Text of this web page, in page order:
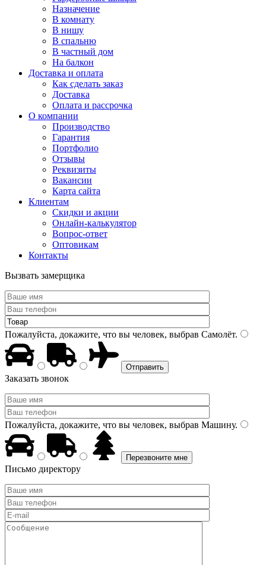
Назначение
В комнату
В нишу
В спальню
В частный дом
На балкон
Доставка и оплата
Как сделать заказ
Доставка
Оплата и рассрочка
О компании
Производство
Гарантия
Портфолио
Отзывы
Реквизиты
Вакансии
Карта сайта
Клиентам
Скидки и акции
Онлайн-калькулятор
Вопрос-ответ
Оптовикам
Контакты
Вызвать замерщика
Пожалуйста, докажите, что вы человек, выбрав Самолёт.
Заказать звонок
Пожалуйста, докажите, что вы человек, выбрав Машину.
Письмо директору